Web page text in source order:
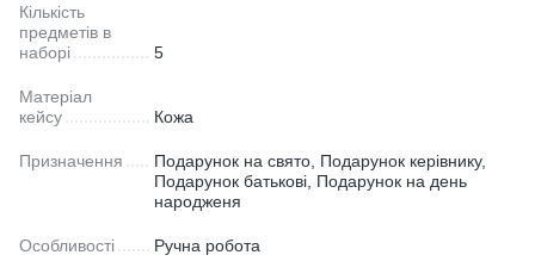
Кількість
предметів в
наборі
5
Матеріал
кейсу
Кожа
Призначення
Подарунок на свято, Подарунок керівнику,
Подарунок батькові, Подарунок на день
народженя
Особливості Ручна робота